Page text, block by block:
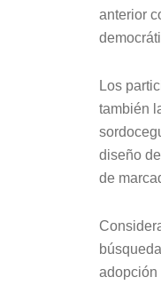
anterior
Los
también
diseño
de
adopción